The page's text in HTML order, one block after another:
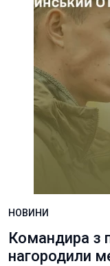
НОВИНИ
Командира з
нагородили